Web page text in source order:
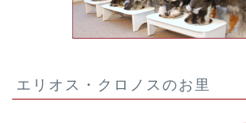
エリオス・クロノスのお里